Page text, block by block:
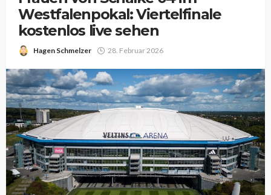
Westfalenpokal: Viertelfinale
kostenlos live sehen
Hagen Schmelzer 28. Februar 2026